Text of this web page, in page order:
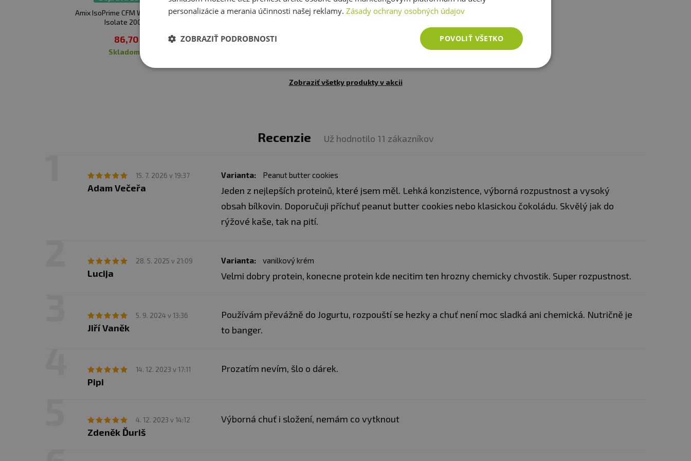
Amix IsoPrime CFM Whey Protein
Isolate 2000 g
86,70 €
skladom
Amix MyoCell 5-Phase 500 g
35,48 € 30,94 €
Amix Mr.Poppers Rice Mash 1500 g
14,46 €
skladom
Zobraziť všetky produkty v akcii
Recenzie Už hodnotilo 11 zákazníkov
15. 7. 2026 v 19:37
Adam Večeřa
Varianta: Peanut butter cookies
Jeden z nejlepších proteinů, které jsem měl. Lehká konzistence, výborná rozpustnost a vysoký
obsah bílkovin. Doporučuji příchuť peanut butter cookies nebo klasickou čokoládu. Skvělý jak do
rýžové kaše, tak na pití.
28. 5. 2025 v 21:09
Lucija
Varianta: vanilkový krém
Velmi dobry protein, konecne protein kde necitim ten hrozny chemicky chvostik. Super rozpustnost.
5. 9. 2024 v 13:36
Jiří Vaněk
Používám převážně do Jogurtu, rozpouští se hezky a chuť není moc sladká ani chemická. Nutričně je
to banger.
14. 12. 2023 v 17:11
Pipi
Prozatím nevím, šlo o dárek.
4. 12. 2023 v 14:12
Zdeněk Ďuriš
Výborná chuť i složení, nemám co vytknout
personalizácie a merania účinnosti našej reklamy. Zásady ochrany osobných údajov
POVOLIŤ VŠETKO
ZOBRAZIŤ PODROBNOSTI